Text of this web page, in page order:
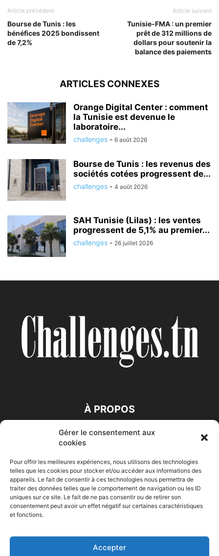
Gérer le consentement aux
cookies
Pour offrir les meilleures expériences, nous utilisons des technologies
telles que les cookies pour stocker et/ou accéder aux informations des
appareils. Le fait de consentir à ces technologies nous permettra de
traiter des données telles que le comportement de navigation ou les ID
uniques sur ce site. Le fait de ne pas consentir ou de retirer son
consentement peut avoir un effet négatif sur certaines caractéristiques
et fonctions.
Accepter
Article précédent
Bourse de Tunis : les
bénéfices 2025 bondissent
de 7,2%
Article suivant
Tunisie-FMA : un premier
prêt de 312 millions de
dollars pour soutenir la
balance des paiements
ARTICLES CONNEXES
Orange Digital Center : comment
la Tunisie est devenue le
laboratoire...
challenges - 6 août 2026
Bourse de Tunis : les revenus des
sociétés cotées progressent de...
challenges - 4 août 2026
SAH Tunisie (Lilas) : les ventes
progressent de 5,1% au premier...
challenges - 26 juillet 2026
À PROPOS
SUIVEZ NOUS
Accueil Economie Entreprises Entrepreneur Afrique
HIGH-TECH Auto-Moto